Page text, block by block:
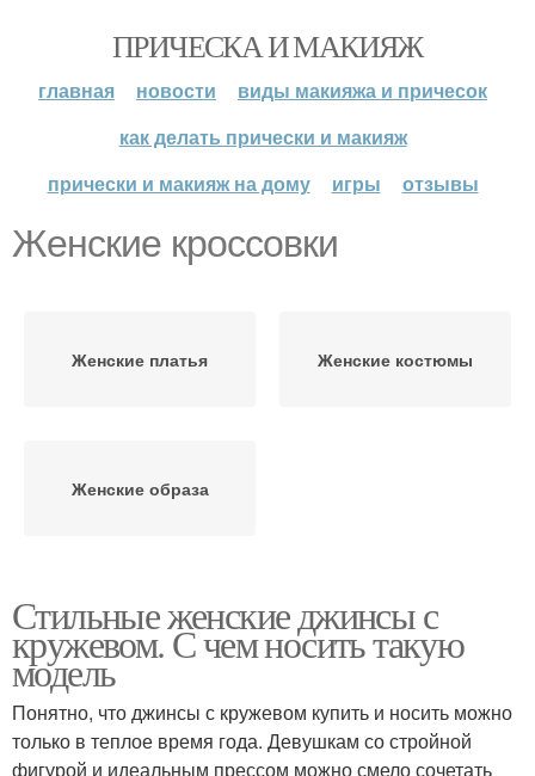
ПРИЧЕСКА И МАКИЯЖ
главная новости
виды макияжа и причесок
как делать прически и макияж
прически и макияж на дому
игры отзывы
Женские кроссовки
Женские платья Женские костюмы
Женские образа
Стильные женские джинсы с
кружевом. С чем носить такую
модель
Понятно, что джинсы с кружевом купить и носить можно
только в теплое время года. Девушкам со стройной
фигурой и идеальным прессом можно смело сочетать